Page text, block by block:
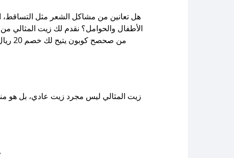
هل تعانين من مشاكل الشعر مثل التساقط،
الأطفال والحوامل؟ نقدم لك زيت المثالي من